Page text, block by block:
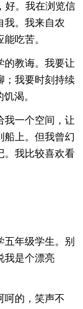
好。我在浏览信
我。我来自农
吃苦。
的教诲。我要让
；我要时刻持续
渴。
我一个空间，让
船上。但我曾幻
。我比较喜欢看
年级学生。别
我是个漂亮
呵的，笑声不